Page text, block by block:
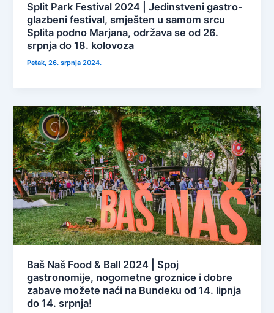
Split Park Festival 2024 | Jedinstveni gastro-
glazbeni festival, smješten u samom srcu
Splita podno Marjana, održava se od 26.
srpnja do 18. kolovoza
Petak, 26. srpnja 2024.
Baš Naš Food & Ball 2024 | Spoj
gastronomije, nogometne groznice i dobre
zabave možete naći na Bundeku od 14. lipnja
do 14. srpnja!